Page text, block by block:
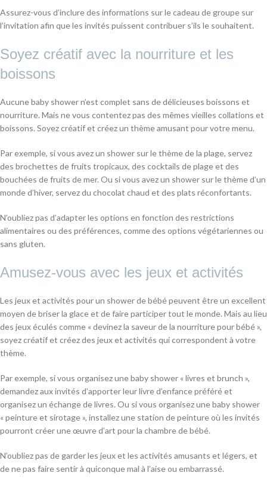
Assurez-vous d’inclure des informations sur le cadeau de groupe sur
l’invitation afin que les invités puissent contribuer s’ils le souhaitent.
Soyez créatif avec la nourriture et les
boissons
Aucune baby shower n’est complet sans de délicieuses boissons et
nourriture. Mais ne vous contentez pas des mêmes vieilles collations et
boissons. Soyez créatif et créez un thème amusant pour votre menu.
Par exemple, si vous avez un shower sur le thème de la plage, servez
des brochettes de fruits tropicaux, des cocktails de plage et des
bouchées de fruits de mer. Ou si vous avez un shower sur le thème d’un
monde d’hiver, servez du chocolat chaud et des plats réconfortants.
N’oubliez pas d’adapter les options en fonction des restrictions
alimentaires ou des préférences, comme des options végétariennes ou
sans gluten.
Amusez-vous avec les jeux et activités
Les jeux et activités pour un shower de bébé peuvent être un excellent
moyen de briser la glace et de faire participer tout le monde. Mais au lieu
des jeux éculés comme « devinez la saveur de la nourriture pour bébé »,
soyez créatif et créez des jeux et activités qui correspondent à votre
thème.
Par exemple, si vous organisez une baby shower « livres et brunch »,
demandez aux invités d’apporter leur livre d’enfance préféré et
organisez un échange de livres. Ou si vous organisez une baby shower
« peinture et sirotage », installez une station de peinture où les invités
pourront créer une œuvre d’art pour la chambre de bébé.
N’oubliez pas de garder les jeux et les activités amusants et légers, et
de ne pas faire sentir à quiconque mal à l’aise ou embarrassé.